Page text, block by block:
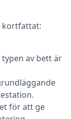
kortfattat:
av bett är
för att ge